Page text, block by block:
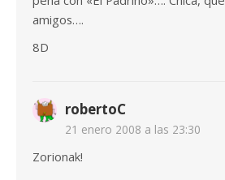
amigos….
8D
robertoC
21 enero 2008 a las 23:30
Zorionak!